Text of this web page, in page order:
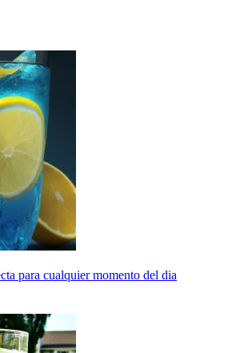
para cualquier momento del dia